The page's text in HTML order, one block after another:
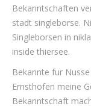
Bekanntschaften
stadt singleborse.
Singleborsen in
inside thiersee.
Bekannte fur
Ernsthofen meine
Bekanntschaft